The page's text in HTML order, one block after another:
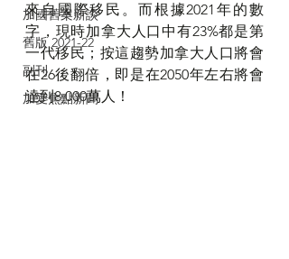
加國舊案新談
舊版 2021-22
副刊
加愛焦點新聞
來自國際移民。而根據2021年的數
字，現時加拿大人口中有23%都是第
一代移民；按這趨勢加拿大人口將會
在26後翻倍，即是在2050年左右將會
達到8,000萬人！